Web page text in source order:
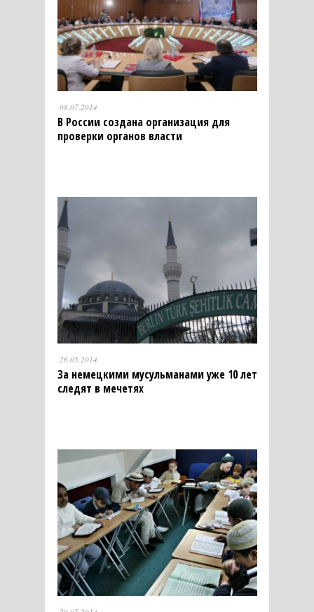
08.07.2014
В России создана организация для
проверки органов власти
26.05.2014
За немецкими мусульманами уже 10 лет
следят в мечетях